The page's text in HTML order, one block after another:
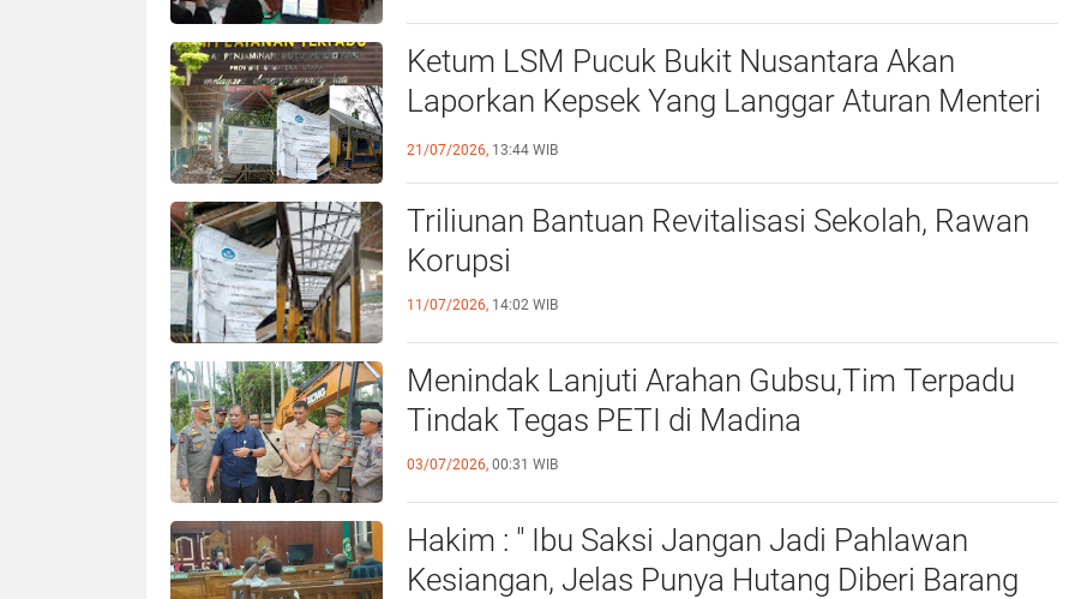
Ketum LSM Pucuk Bukit Nusantara Akan
Laporkan Kepsek Yang Langgar Aturan Menteri
21/07/2026, 13:44 WIB
Triliunan Bantuan Revitalisasi Sekolah, Rawan
Korupsi
11/07/2026, 14:02 WIB
Menindak Lanjuti Arahan Gubsu,Tim Terpadu
Tindak Tegas PETI di Madina
03/07/2026, 00:31 WIB
Hakim : " Ibu Saksi Jangan Jadi Pahlawan
Kesiangan, Jelas Punya Hutang Diberi Barang